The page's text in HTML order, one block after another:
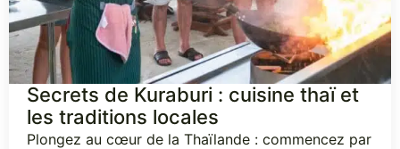
Secrets de Kuraburi : cuisine thaï et
les traditions locales
Plongez au cœur de la Thaïlande : commencez par